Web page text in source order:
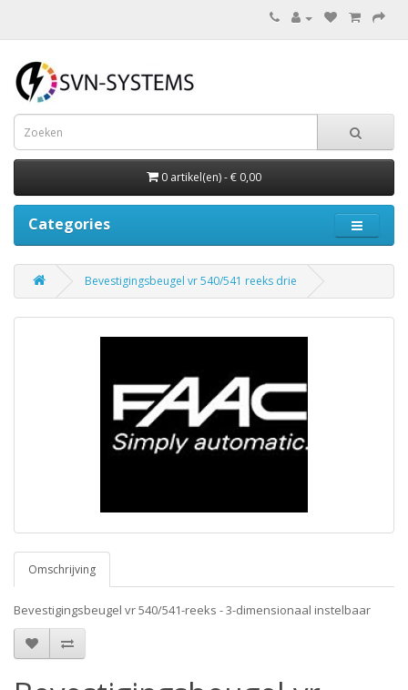
0 artikel(en) - € 0,00
Categories
Bevestigingsbeugel vr 540/541 reeks drie
Omschrijving
Bevestigingsbeugel vr 540/541-reeks - 3-dimensionaal instelbaar